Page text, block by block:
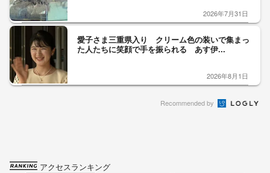
2026年7月31日
愛子さま三重県入り クリーム色の装いで集まっ
た人たちに笑顔で手を振られる あす伊...
2026年8月1日
Recommended by
アクセスランキング